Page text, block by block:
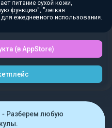
питание сухой кожи,
функцию", "легкая
ежедневного использования.
(в AppStore)
- Разберем любую